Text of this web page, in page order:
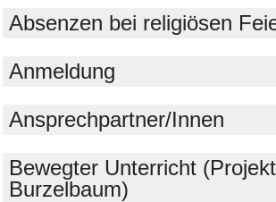
Absenzen bei religiösen
Anmeldung
Ansprechpartner/Innen
Bewegter Unterricht (Projekt
Burzelbaum)